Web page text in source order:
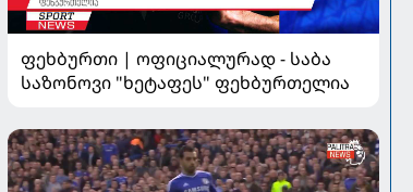
ფეხბურთი | ოფიციალურად - საბა
საზონოვი "ხეტაფეს" ფეხბურთელია